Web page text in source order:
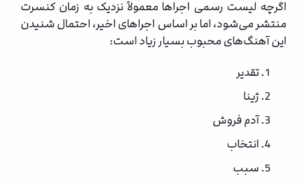
اگرچه لیست رسمی اجراها معمولاً نزدیک به زمان کنسرت
منتشر می‌شود، اما بر اساس اجراهای اخیر، احتمال شنیدن
این آهنگ‌های محبوب بسیار زیاد است:
تقدیر
ژینا
آدم فروش
انتخاب
سبب